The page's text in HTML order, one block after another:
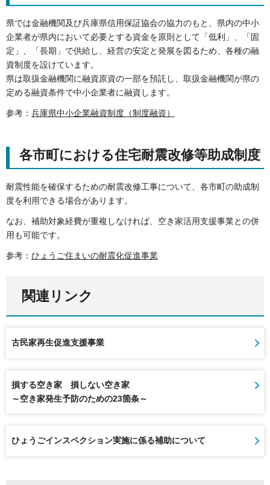
県では金融機関及び兵庫県信用保証協会の協力のもと、県内の中小
企業者が県内において必要とする資金を原則として「低利」、「固
定」、「長期」で供給し、経営の安定と発展を図るため、各種の融
資制度を設けています。
県は取扱金融機関に融資原資の一部を預託し、取扱金融機関が県の
定める融資条件で中小企業者に融資します。
参考： 兵庫県中小企業融資制度（制度融資）
各市町における住宅耐震改修等助成制度
耐震性能を確保するための耐震改修工事について、各市町の助成制
度を利用できる場合があります。
なお、補助対象経費が重複しなければ、空き家活用支援事業との併
用も可能です。
参考： ひょうご住まいの耐震化促進事業
関連リンク
古民家再生促進支援事業
損する空き家 損しない空き家
～空き家発生予防のための23箇条～
ひょうごインスペクション実施に係る補助について